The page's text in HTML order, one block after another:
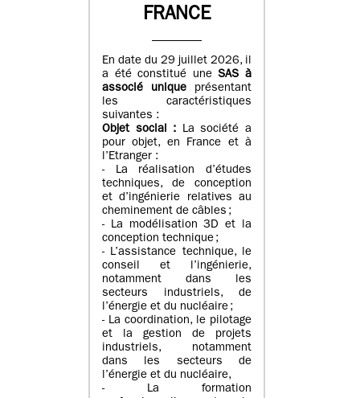
FRANCE
En date du 29 juillet 2026, il
a été constitué uneSAS à
associé unique présentant
les caractéristiques
suivantes :
Objet social : La société a
pour objet, en France et à
l’Etranger :
- La réalisation d’études
techniques, de conception
et d’ingénierie relatives au
cheminement de câbles ;
- La modélisation 3D et la
conception technique ;
- L’assistance technique, le
conseil et l’ingénierie,
notamment dans les
secteurs industriels, de
l’énergie et du nucléaire ;
- La coordination, le pilotage
et la gestion de projets
industriels, notamment
dans les secteurs de
l’énergie et du nucléaire,
- La formation